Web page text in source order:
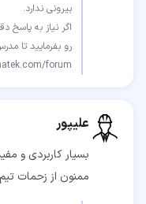
اگر نیاز به پاسخ
forum
علیپور
ممنون از زحمات